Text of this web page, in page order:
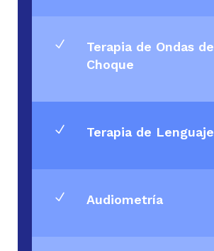
N
Terapia de Ondas de
Choque
N Terapia de Lenguaje
N Audiometría